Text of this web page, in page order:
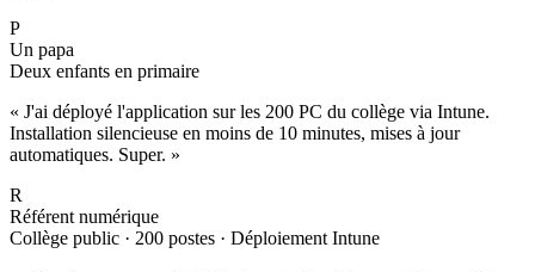
P
Un papa
Deux enfants en primaire
« J'ai déployé l'application sur les 200 PC du collège via Intune.
Installation silencieuse en moins de 10 minutes, mises à jour
automatiques. Super. »
R
Référent numérique
Collège public · 200 postes · Déploiement Intune